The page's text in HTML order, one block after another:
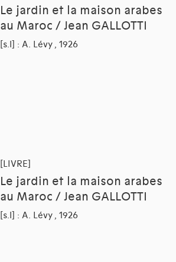
Le jardin et la maison arabes
au Maroc / Jean GALLOTTI
[s.l] : A. Lévy , 1926
[LIVRE]
Le jardin et la maison arabes
au Maroc / Jean GALLOTTI
[s.l] : A. Lévy , 1926